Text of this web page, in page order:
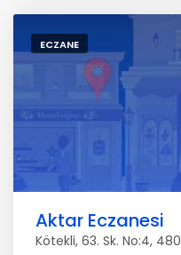
ECZANE
Aktar Eczanesi
Kötekli, 63. Sk. No:4,